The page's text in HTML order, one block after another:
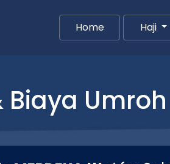
Home(current)Haji